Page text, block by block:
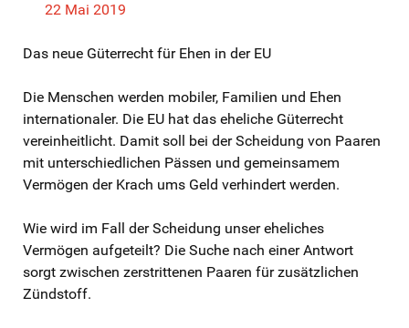
22 Mai 2019
Das neue Güterrecht für Ehen in der EU
Die Menschen werden mobiler, Familien und Ehen
internationaler. Die EU hat das eheliche Güterrecht
vereinheitlicht. Damit soll bei der Scheidung von Paaren
mit unterschiedlichen Pässen und gemeinsamem
Vermögen der Krach ums Geld verhindert werden.
Wie wird im Fall der Scheidung unser eheliches
Vermögen aufgeteilt? Die Suche nach einer Antwort
sorgt zwischen zerstrittenen Paaren für zusätzlichen
Zündstoff.